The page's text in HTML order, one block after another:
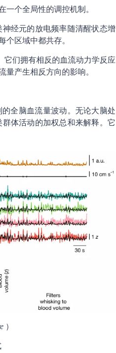
个全局性的调控机制。
经元的放电频率随清醒状态增
个区域中都共存。
它们拥有相反的血流动力学反应
产生相反方向的影响。
全脑血流量波动。无论大脑处
体活动的加权总和来解释。它
）